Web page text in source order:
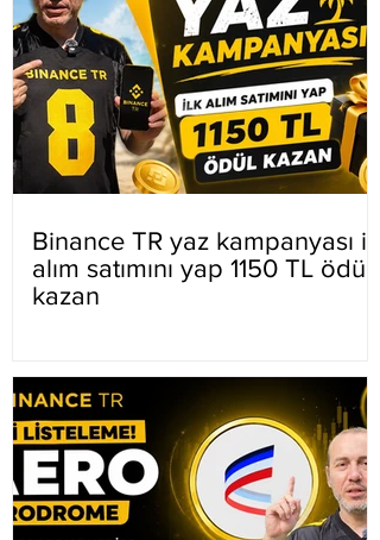
Binance TR yaz kampanyası ilk
alım satımını yap 1150 TL ödül
kazan